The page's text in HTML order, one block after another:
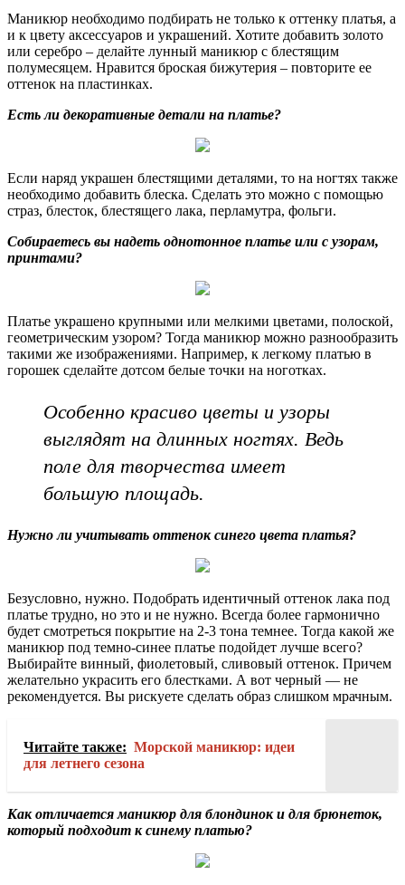
Маникюр необходимо подбирать не только к оттенку платья, а
и к цвету аксессуаров и украшений. Хотите добавить золото
или серебро – делайте лунный маникюр с блестящим
полумесяцем. Нравится броская бижутерия – повторите ее
оттенок на пластинках.
Есть ли декоративные детали на платье?
Если наряд украшен блестящими деталями, то на ногтях также
необходимо добавить блеска. Сделать это можно с помощью
страз, блесток, блестящего лака, перламутра, фольги.
Собираетесь вы надеть однотонное платье или с узорам,
принтами?
Платье украшено крупными или мелкими цветами, полоской,
геометрическим узором? Тогда маникюр можно разнообразить
такими же изображениями. Например, к легкому платью в
горошек сделайте дотсом белые точки на ноготках.
Особенно красиво цветы и узоры
выглядят на длинных ногтях. Ведь
поле для творчества имеет
большую площадь.
Нужно ли учитывать оттенок синего цвета платья?
Безусловно, нужно. Подобрать идентичный оттенок лака под
платье трудно, но это и не нужно. Всегда более гармонично
будет смотреться покрытие на 2-3 тона темнее. Тогда какой же
маникюр под темно-синее платье подойдет лучше всего?
Выбирайте винный, фиолетовый, сливовый оттенок. Причем
желательно украсить его блестками. А вот черный — не
рекомендуется. Вы рискуете сделать образ слишком мрачным.
Читайте также: Морской маникюр: идеи
для летнего сезона
Как отличается маникюр для блондинок и для брюнеток,
который подходит к синему платью?